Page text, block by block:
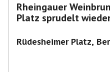
Rheingauer
Platz sprudelt
Rüdesheimer Platz,